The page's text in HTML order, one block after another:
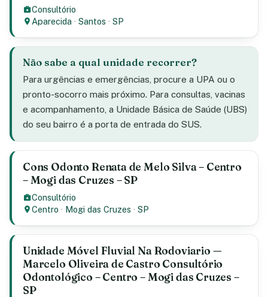
Consultório
Aparecida ·Santos ·SP
Não sabe a qual unidade recorrer?
Para urgências e emergências, procure a UPA ou o
pronto-socorro mais próximo. Para consultas, vacinas
e acompanhamento, a Unidade Básica de Saúde (UBS)
do seu bairro é a porta de entrada do SUS.
Cons Odonto Renata de Melo Silva – Centro
– Mogi das Cruzes – SP
Consultório
Centro · Mogi das Cruzes ·SP
Unidade Móvel Fluvial Na Rodoviario —
Marcelo Oliveira de Castro Consultório
Odontológico – Centro – Mogi das Cruzes –
SP